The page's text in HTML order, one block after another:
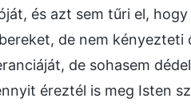
és azt sem tűri el,
de nem
de sohasem
éreztél is meg Isten